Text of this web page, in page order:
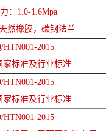
：1.0-1.6Mpa
然橡胶，碳钢法兰
HTN001-2015
家标准及行业标准
HTN001-2015
家标准及行业标准
HTN001-2015